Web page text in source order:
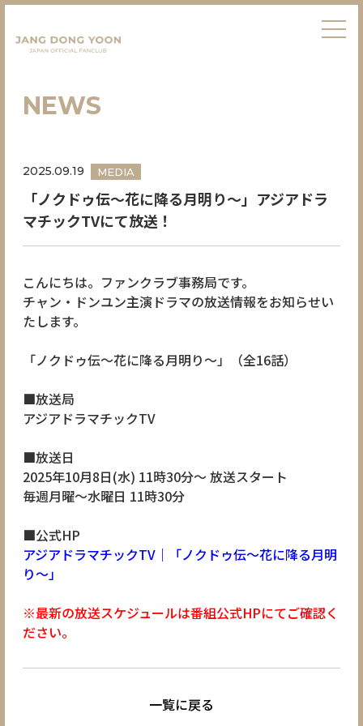
NEWS
2025.09.19 MEDIA
「ノクドゥ伝～花に降る月明り～」アジアドラ
マチックTVにて放送！
こんにちは。ファンクラブ事務局です。
チャン・ドンユン主演ドラマの放送情報をお知らせい
たします。
「ノクドゥ伝～花に降る月明り～」（全16話）
■放送局
アジアドラマチックTV
■放送日
2025年10月8日(水) 11時30分～ 放送スタート
毎週月曜～水曜日 11時30分
■公式HP
アジアドラマチックTV｜「ノクドゥ伝～花に降る月明
り～」
※最新の放送スケジュールは番組公式HPにてご確認く
ださい。
一覧に戻る